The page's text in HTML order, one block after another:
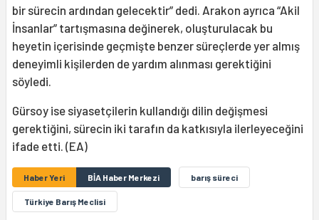
bir sürecin ardından gelecektir” dedi. Arakon ayrıca “Akil
İnsanlar” tartışmasına değinerek, oluşturulacak bu
heyetin içerisinde geçmişte benzer süreçlerde yer almış
deneyimli kişilerden de yardım alınması gerektiğini
söyledi.
Gürsoy ise siyasetçilerin kullandığı dilin değişmesi
gerektiğini, sürecin iki tarafın da katkısıyla ilerleyeceğini
ifade etti. (EA)
Haber Yeri BİA Haber Merkezi barış süreci
Türkiye Barış Meclisi